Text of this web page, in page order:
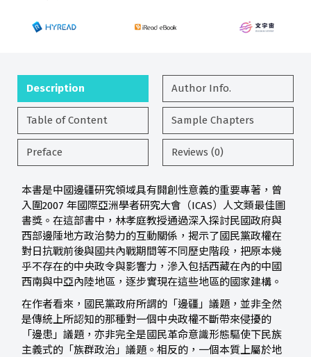
Description Author Info.
Table of Content Sample Chapters
Preface Reviews (0)
本書是中國邊疆研究領域具有開創性意義的重要專著，曾
入圍2007 年國際亞洲學者研究大會（ICAS）人文類最佳圖
書獎。在這部書中，林孝庭教授通過深入探討民國政府與
西部邊陲地方政治勢力的互動關係，揭示了國民黨政權在
對日抗戰前後與國共內戰期間等不同歷史階段，把原本幾
乎不存在的中央政令與影響力，滲入包括西藏在內的中國
西南與中亞內陸地區，逐步實現在這些地區的國家建構。
在作者看來，國民黨政府所謂的「邊疆」議題，並非全然
是傳統上所認知的那種對一個中央政權不斷帶來侵擾的
「邊患」議題，亦非完全是國民革命意識形態驅使下民族
主義式的「族群政治」議題。相反的，一個本質上屬於地